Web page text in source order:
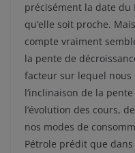
précisément la date du
qu’elle soit proche.
compte vraiment
la pente de
facteur sur lequel nous
l’inclinaison de la
l’évolution des cours,
nos modes de
Pétrole prédit que